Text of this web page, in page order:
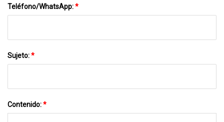
Teléfono/WhatsApp:*
Sujeto:*
Contenido:*